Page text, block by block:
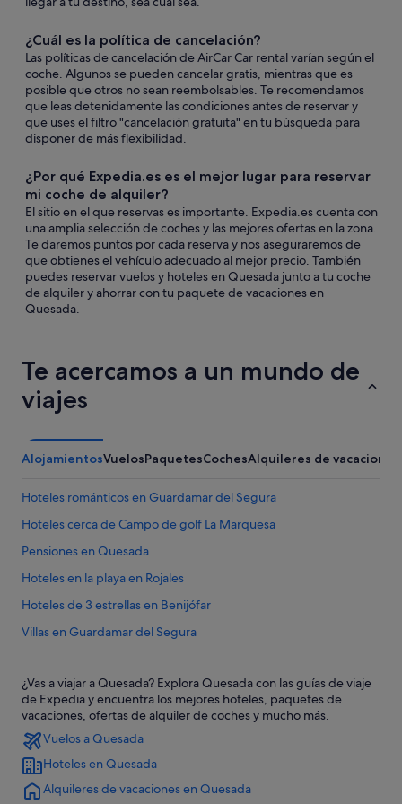
¿Cuál es la política de cancelación?
Las políticas de cancelación de AirCar Car rental varían según el
coche. Algunos se pueden cancelar gratis, mientras que es
posible que otros no sean reembolsables. Te recomendamos
que leas detenidamente las condiciones antes de reservar y
que uses el filtro "cancelación gratuita" en tu búsqueda para
disponer de más flexibilidad.
¿Por qué Expedia.es es el mejor lugar para reservar
mi coche de alquiler?
El sitio en el que reservas es importante. Expedia.es cuenta con
una amplia selección de coches y las mejores ofertas en la zona.
Te daremos puntos por cada reserva y nos aseguraremos de
que obtienes el vehículo adecuado al mejor precio. También
puedes reservar vuelos y hoteles en Quesada junto a tu coche
de alquiler y ahorrar con tu paquete de vacaciones en
Quesada.
Te acercamos a un mundo de
viajes
AlojamientosVuelosPaquetesCochesAlquileres de vacaciones
Hoteles románticos en Guardamar del Segura
Hoteles cerca de Campo de golf La Marquesa
Pensiones en Quesada
Hoteles en la playa en Rojales
Hoteles de 3 estrellas en Benijófar
Villas en Guardamar del Segura
Benijófar hoteles
Apartamentos en Benijófar
Casas de campo en Rojales
Independent hoteles en Rojales
Campings de caravanas en Quesada
¿Vas a viajar a Quesada? Explora Quesada con las guías de viaje
de Expedia y encuentra los mejores hoteles, paquetes de
vacaciones, ofertas de alquiler de coches y mucho más.
Vuelos a Quesada
Hoteles en Quesada
Alquileres de vacaciones en Quesada